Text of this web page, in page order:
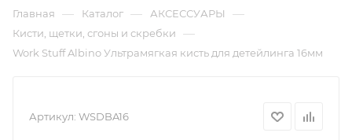
Главная — Каталог — АКСЕССУАРЫ —
Кисти, щетки, сгоны и скребки —
Work Stuff Albino Ультрамягкая кисть для детейлинга 16мм
Артикул: WSDBA16